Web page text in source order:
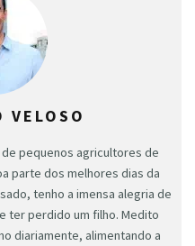
VELOSO
pequenos agricultores de
parte dos melhores dias da
tenho a imensa alegria de
ter perdido um filho. Medito
diariamente, alimentando a